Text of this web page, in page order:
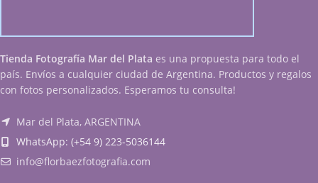
Tienda Fotografía Mar del Plata es una propuesta para todo el
país. Envíos a cualquier ciudad de Argentina. Productos y regalos
con fotos personalizados. Esperamos tu consulta!
Mar del Plata, ARGENTINA
WhatsApp: (+54 9) 223-5036144
info@florbaezfotografia.com